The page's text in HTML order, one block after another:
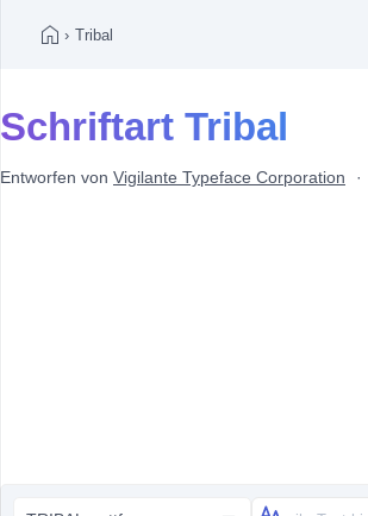
› Tribal
Schriftart Tribal
Entworfen von Vigilante Typeface Corporation